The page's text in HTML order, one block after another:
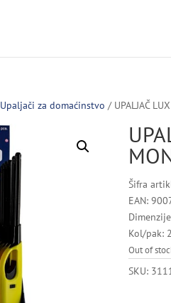
Upaljači za domaćinstvo / UPALJAČ
Šifra
EAN:
Kol/pak:
Out of
SKU: